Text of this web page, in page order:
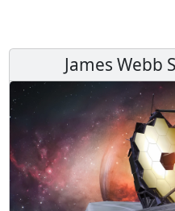
James Webb